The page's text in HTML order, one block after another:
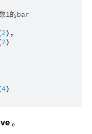
1的bar
2),
2)
4)
。